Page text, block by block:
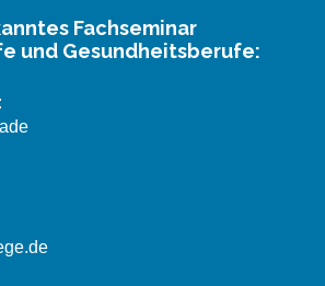
Fachseminar
und Gesundheitsberufe: